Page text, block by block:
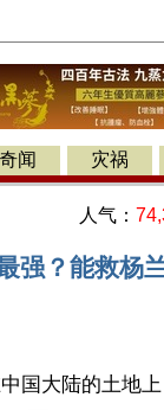
奇闻 灾祸
人气：
强？能救杨
国大陆的土地